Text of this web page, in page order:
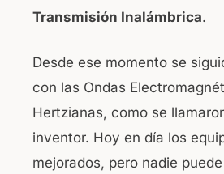
Transmisión Inalámbrica.
Desde ese momento se
con las Ondas
Hertzianas, como se
inventor. Hoy en día los
mejorados, pero nadie